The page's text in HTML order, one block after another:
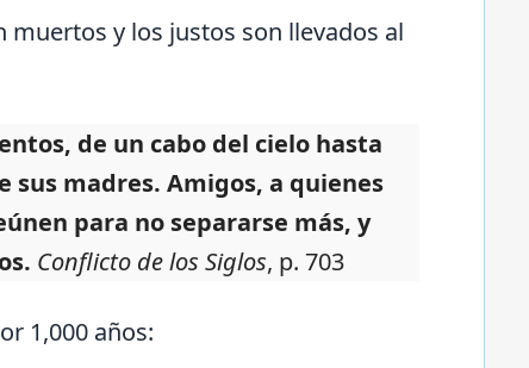
muertos y los justos son llevados al
de un cabo del cielo hasta
sus madres. Amigos, a quienes
para no separarse más, y
Conflicto de los Siglos, p. 703
1,000 años: